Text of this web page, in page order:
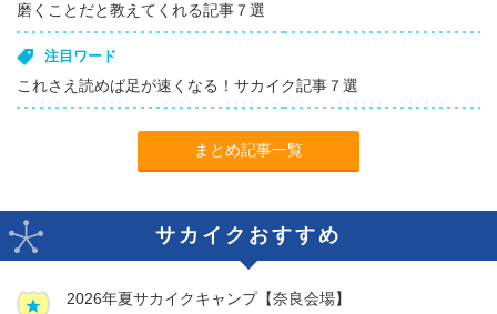
磨くことだと教えてくれる記事７選
注目ワード
これさえ読めば足が速くなる！サカイク記事７選
まとめ記事一覧
サカイクおすすめ
2026年夏サカイクキャンプ【奈良会場】